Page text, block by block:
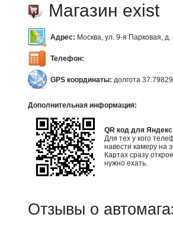
Магазин exist
Адрес: Москва, ул. 9-я Парковая, д.
Телефон:
GPS координаты: долгота
Дополнительная информация:
QR код для
Для тех у кого
навести камеру на
Картах сразу
нужно ехать.
Отзывы о